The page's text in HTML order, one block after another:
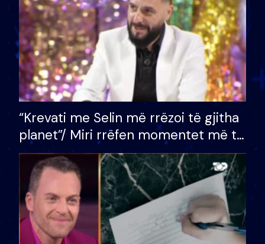
“Krevati me Selin më rrëzoi të gjitha
planet”/ Miri rrëfen momentet më të
bukura në shtëpinë e BB VIP: Do më
mungojë zilja e mëngjesit kur…